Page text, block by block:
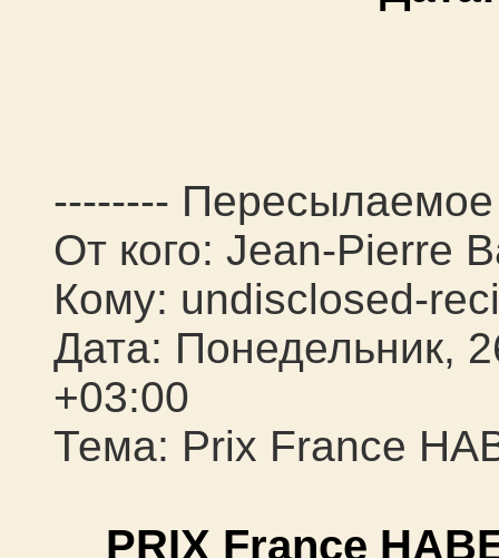
--------
От кого: Jean-Pierre
Кому: undisclosed-
Дата: Понедельник,
+03:00
Тема: Prix France
PRIX France